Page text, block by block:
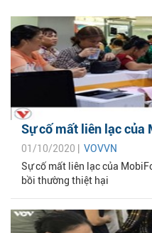
Sự cố mất liên lạc của
01/10/2020 | VOVVN
Sự cố mất liên lạc của
bồi thường thiệt hại